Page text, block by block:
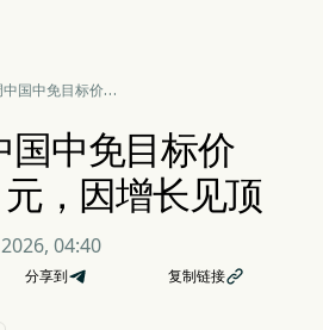
国中免目标价
国中免目标价
，因增长见顶
04:40
分享到 复制链接